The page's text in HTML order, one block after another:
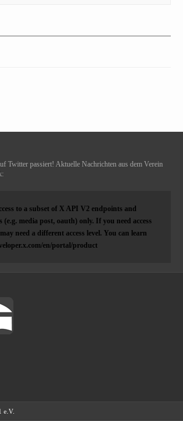
Twitter passiert! Aktuelle Nachrichten aus dem Verein
to a subset of X API V2 endpoints and
media post, oauth) only. If you need access
need a different access level. You can learn
en/portal/product
e.V.